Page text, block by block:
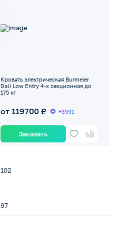
Кровать электрическая Burmeier
Dali Low Entry 4-х секционная до
175 кг
от 119700 ₽ +3591
Заказать
102
97